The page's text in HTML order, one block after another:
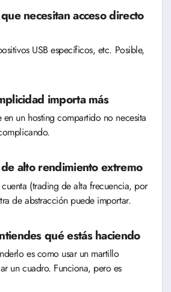
necesitan acceso directo
USB específicos, etc. Posible,
importa más
en un hosting compartido no necesita
alto rendimiento extremo
(trading de alta frecuencia, por
de abstracción puede importar.
qué estás haciendo
es como usar un martillo
un cuadro. Funciona, pero es